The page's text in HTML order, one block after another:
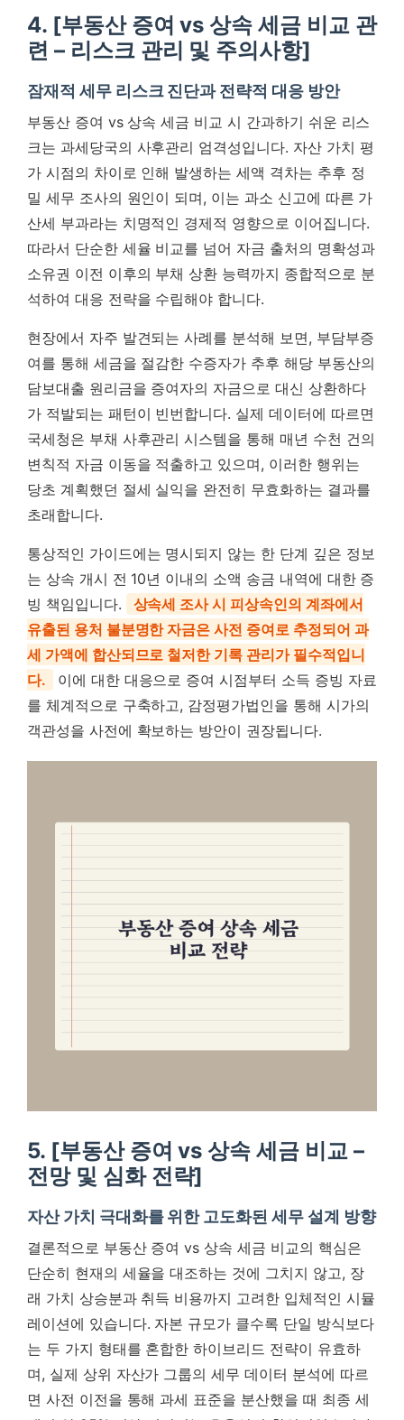
4. [부동산 증여 vs 상속 세금 비교 관
련 – 리스크 관리 및 주의사항]
잠재적 세무 리스크 진단과 전략적 대응 방안
부동산 증여 vs 상속 세금 비교 시 간과하기 쉬운 리스
크는 과세당국의 사후관리 엄격성입니다. 자산 가치 평
가 시점의 차이로 인해 발생하는 세액 격차는 추후 정
밀 세무 조사의 원인이 되며, 이는 과소 신고에 따른 가
산세 부과라는 치명적인 경제적 영향으로 이어집니다.
따라서 단순한 세율 비교를 넘어 자금 출처의 명확성과
소유권 이전 이후의 부채 상환 능력까지 종합적으로 분
석하여 대응 전략을 수립해야 합니다.
현장에서 자주 발견되는 사례를 분석해 보면, 부담부증
여를 통해 세금을 절감한 수증자가 추후 해당 부동산의
담보대출 원리금을 증여자의 자금으로 대신 상환하다
가 적발되는 패턴이 빈번합니다. 실제 데이터에 따르면
국세청은 부채 사후관리 시스템을 통해 매년 수천 건의
변칙적 자금 이동을 적출하고 있으며, 이러한 행위는
당초 계획했던 절세 실익을 완전히 무효화하는 결과를
초래합니다.
통상적인 가이드에는 명시되지 않는 한 단계 깊은 정보
는 상속 개시 전 10년 이내의 소액 송금 내역에 대한 증
빙 책임입니다.
상속세 조사 시 피상속인의 계좌에서
유출된 용처 불분명한 자금은 사전 증여로 추정되어 과
세 가액에 합산되므로 철저한 기록 관리가 필수적입니
다.
이에 대한 대응으로 증여 시점부터 소득 증빙 자료
를 체계적으로 구축하고, 감정평가법인을 통해 시가의
객관성을 사전에 확보하는 방안이 권장됩니다.
5. [부동산 증여 vs 상속 세금 비교 –
전망 및 심화 전략]
자산 가치 극대화를 위한 고도화된 세무 설계 방향
결론적으로 부동산 증여 vs 상속 세금 비교의 핵심은
단순히 현재의 세율을 대조하는 것에 그치지 않고, 장
래 가치 상승분과 취득 비용까지 고려한 입체적인 시뮬
레이션에 있습니다. 자본 규모가 클수록 단일 방식보다
는 두 가지 형태를 혼합한 하이브리드 전략이 유효하
며, 실제 상위 자산가 그룹의 세무 데이터 분석에 따르
면 사전 이전을 통해 과세 표준을 분산했을 때 최종 세